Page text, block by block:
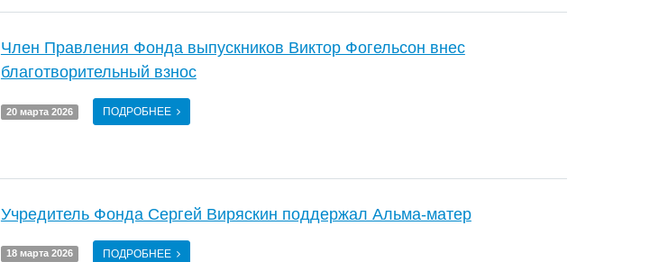
Член Правления Фонда выпускников Виктор Фогельсон внес
благотворительный взнос
20 марта 2026 ПОДРОБНЕЕ
Учредитель Фонда Сергей Виряскин поддержал Альма-матер
18 марта 2026 ПОДРОБНЕЕ